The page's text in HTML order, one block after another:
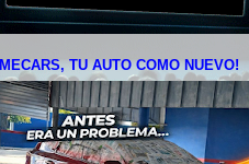
MECARS, TU AUTO COMO NUEVO!